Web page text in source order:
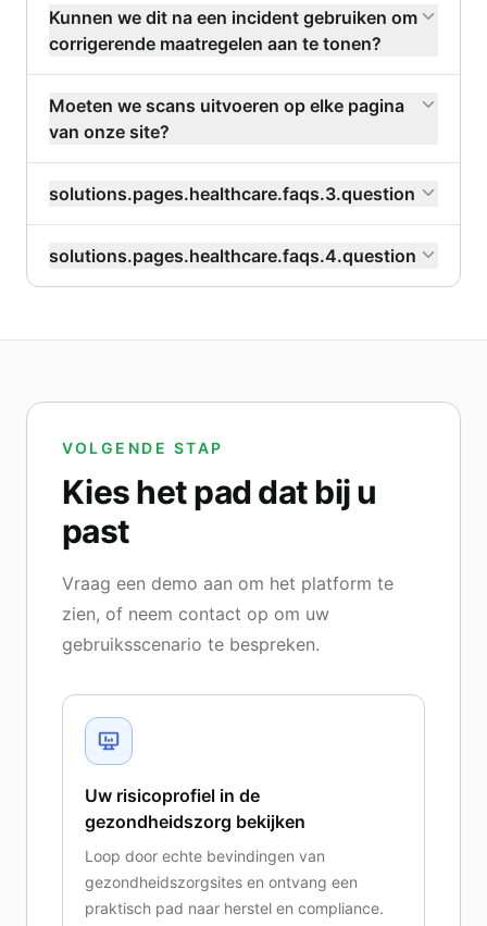
Kunnen we dit na een incident gebruiken om
corrigerende maatregelen aan te tonen?
Moeten we scans uitvoeren op elke pagina
van onze site?
solutions.pages.healthcare.faqs.3.question
solutions.pages.healthcare.faqs.4.question
VOLGENDE STAP
Kies het pad dat bij u
past
Vraag een demo aan om het platform te
zien, of neem contact op om uw
gebruiksscenario te bespreken.
Uw risicoprofiel in de
gezondheidszorg bekijken
Loop door echte bevindingen van
gezondheidszorgsites en ontvang een
praktisch pad naar herstel en compliance.